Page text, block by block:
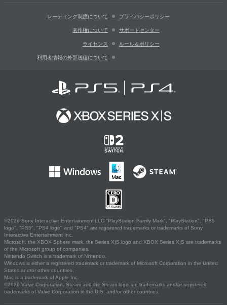
レーティング制度について プライバシーポリシー
著作権について サポートセンター
ライセンス ルール＆ポリシー
利用者情報の外部送信について
©2026 Sony Interactive Entertainment LLC."PlayStation Family Mark", "PlayStation", "PS5
logo", "PS5", "PS4 logo" and "PS4" are registered trademarks or trademarks of Sony
Interactive Entertainment Inc.
Microsoft, the XBOX Sphere mark, the Series X|S logo and XBOX Series X|S are trademarks
of the Microsoft group of companies.
Nintendo Switch is a trademark of Nintendo.
Windows is either a registered trademark or trademark of Microsoft Corporation in the United
States and/or other countries.
Mac is a trademark of Apple Inc.
©2026 Valve Corporation. Steam and the Steam logo are trademarks and/or registered
trademarks of Valve Corporation in the U.S. and/or other countries.